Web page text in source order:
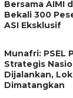
Bersama AIMI
Bekali 300
ASI Eksklusif
Munafri: PSEL
Strategis
Dijalankan,
Dimatangkan